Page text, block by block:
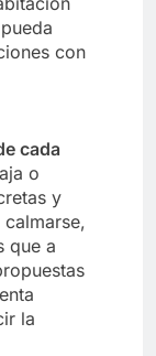
con
cada
o
y
que a
la